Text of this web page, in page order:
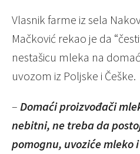
Vlasnik farme iz sela
Mačković rekao je da
nestašicu mleka na
uvozom iz Poljske i Češke.
– Domaći proizvođači
nebitni, ne treba da
pomognu, uvoziće